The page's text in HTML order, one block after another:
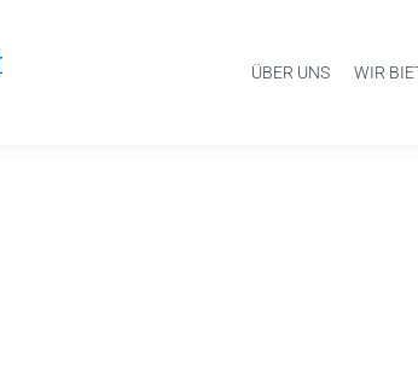
ÜBER UNS WIR